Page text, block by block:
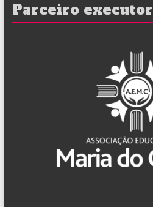
Parceiro executor